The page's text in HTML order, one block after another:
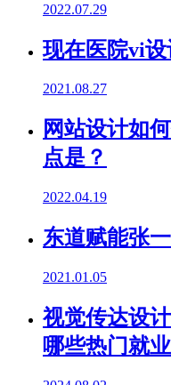
2022.07.29
现在医院vi设
2021.08.27
网站设计如
点是？
2022.04.19
东道赋能张
2021.01.05
视觉传达设
哪些热门就